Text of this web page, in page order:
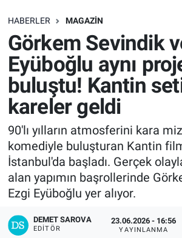
HABERLER MAGAZIN
Görkem Sevindik
Eyüboğlu aynı
buluştu! Kantin
kareler geldi
90'lı yılların atmosferini kara
komediyle buluşturan Kantin
İstanbul'da başladı. Gerçek
alan yapımın başrollerinde
Ezgi Eyüboğlu yer alıyor.
DEMET SAROVA
EDITÖR
23.06.2026 - 16:56
YAYINLANMA
SAĞLIK
EKONOMİ
EĞİTİM
ÖZEL HABER
Keşfet
ASTROLOJİ